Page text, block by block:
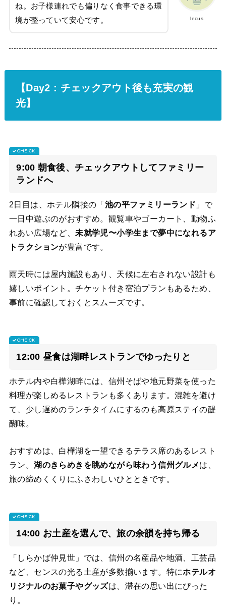
lecus
ね。お子様連れでも偏りなく食事できる環
境が整っていて安心です。
【Day2：チェックアウト後も充実の観
光】
9:00 朝食後、チェックアウトしてファミリー
ランドへ
2日目は、ホテル隣接の「 池の平ファミリーランド 」で
一日中遊ぶのがおすすめ。観覧車やゴーカート、動物ふ
れあい広場など、未就学児〜小学生まで夢中になれるア
トラクションが豊富です。
雨天時には屋内施設もあり、天候に左右されない設計も
嬉しいポイント。チケット付き宿泊プランもあるため、
事前に確認しておくとスムーズです。
12:00 昼食は湖畔レストランでゆったりと
ホテル内や白樺湖畔には、信州そばや地元野菜を使った
料理が楽しめるレストランも多くあります。混雑を避け
て、少し遅めのランチタイムにするのも高原ステイの醍
醐味。
おすすめは、白樺湖を一望できるテラス席のあるレスト
ラン。湖のきらめきを眺めながら味わう信州グルメは、
旅の締めくくりにふさわしいひとときです。
14:00 お土産を選んで、旅の余韻を持ち帰る
「しらかば仲見世」では、信州の名産品や地酒、工芸品
など、センスの光る土産が多数揃います。特にホテルオ
リジナルのお菓子やグッズは、滞在の思い出にぴった
り。